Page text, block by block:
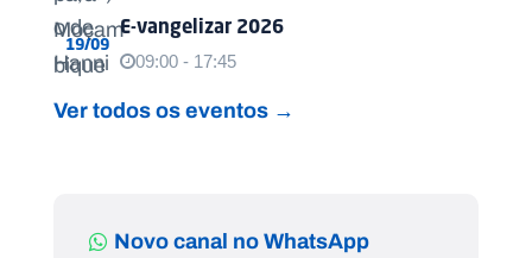
19/09
E-vangelizar 2026
09:00 - 17:45
Ver todos os eventos →
Novo canal no WhatsApp